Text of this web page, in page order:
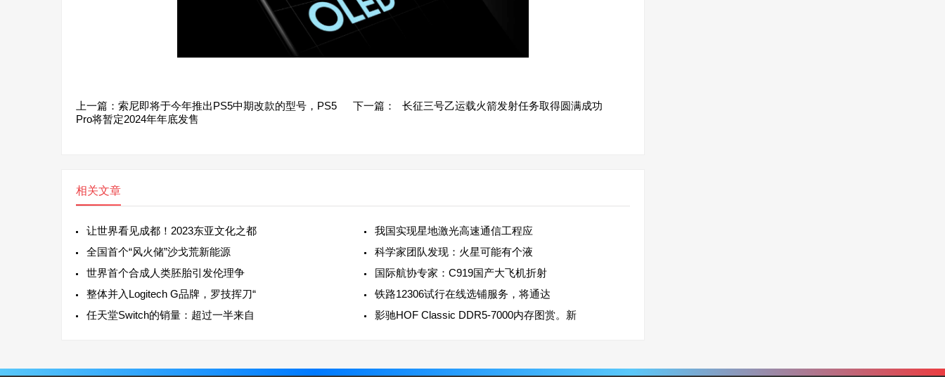
上一篇： 索尼即将于今年推出PS5中期改款的型号，PS5
Pro将暂定2024年年底发售
下一篇： 长征三号乙运载火箭发射任务取得圆满成功
相关文章
让世界看见成都！2023东亚文化之都
我国实现星地激光高速通信工程应
全国首个“风火储”沙戈荒新能源
科学家团队发现：火星可能有个液
世界首个合成人类胚胎引发伦理争
国际航协专家：C919国产大飞机折射
整体并入Logitech G品牌，罗技挥刀“
铁路12306试行在线选铺服务，将通达
任天堂Switch的销量：超过一半来自
影驰HOF Classic DDR5-7000内存图赏。新